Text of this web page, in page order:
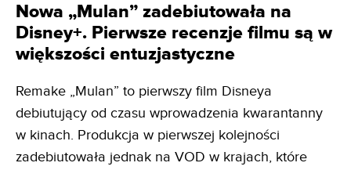
Nowa „Mulan” zadebiutowała na
Disney+. Pierwsze recenzje filmu są w
większości entuzjastyczne
Remake „Mulan” to pierwszy film Disneya
debiutujący od czasu wprowadzenia kwarantanny
w kinach. Produkcja w pierwszej kolejności
zadebiutowała jednak na VOD w krajach, które